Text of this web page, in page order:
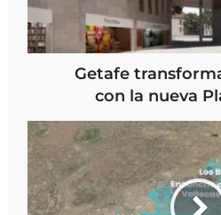
Getafe
con la nueva